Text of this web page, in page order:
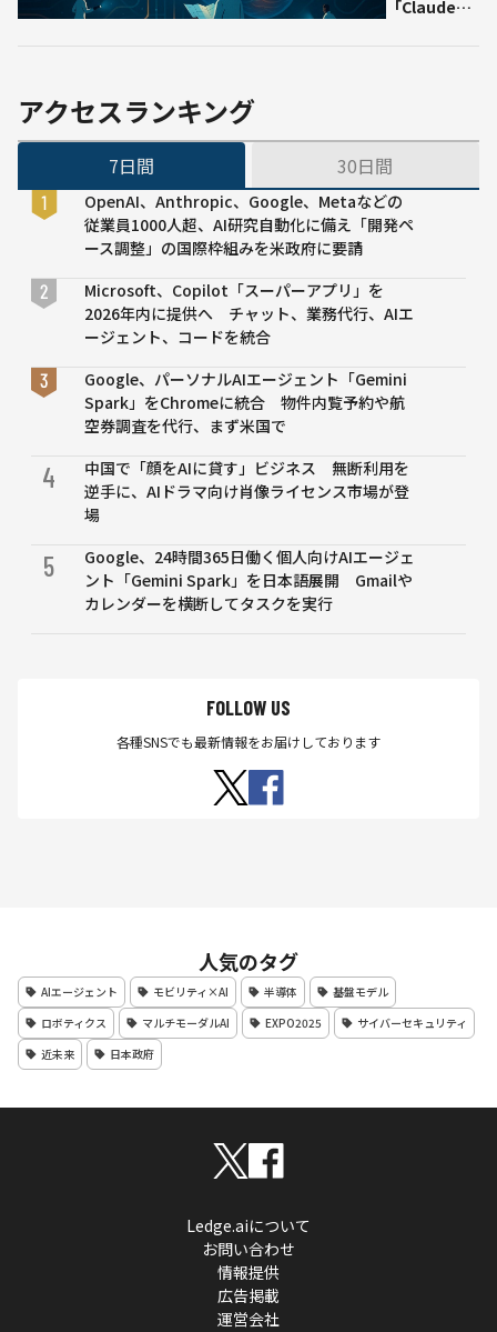
仕掛
手法
「Claude」
ブラックボッ
クスに光
アクセスランキング
7日間 30日間
OpenAI、Anthropic、Google、Metaなどの
従業員1000人超、AI研究自動化に備え「開発ペ
ース調整」の国際枠組みを米政府に要請
Microsoft、Copilot「スーパーアプリ」を
2026年内に提供へ チャット、業務代行、AIエ
ージェント、コードを統合
Google、パーソナルAIエージェント「Gemini
Spark」をChromeに統合 物件内覧予約や航
空券調査を代行、まず米国で
4
中国で「顔をAIに貸す」ビジネス 無断利用を
逆手に、AIドラマ向け肖像ライセンス市場が登
場
5
Google、24時間365日働く個人向けAIエージェ
ント「Gemini Spark」を日本語展開 Gmailや
カレンダーを横断してタスクを実行
FOLLOW US
各種SNSでも最新情報をお届けしております
人気のタグ
AIエージェント モビリティ×AI 半導体
基盤モデル
ロボティクス
マルチモーダルAI EXPO2025
サイバーセキュリティ
近未来
日本政府
Ledge.aiについて
お問い合わせ
情報提供
広告掲載
運営会社